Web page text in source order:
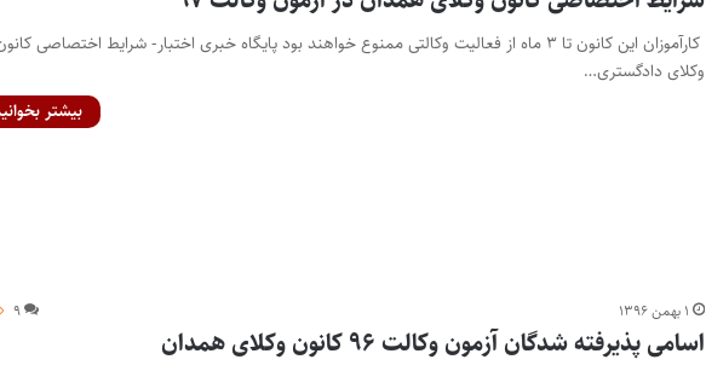
کارآموزان این کانون تا ۳ ماه از فعالیت وکالتی ممنوع خواهند بود پایگاه خبری اختبار- شرایط اختصاصی
وکلای دادگستری…
بیشتر
۱ بهمن ۱۳۹۶ ۹
اسامی پذیرفته شدگان آزمون وکالت ۹۶ کانون وکلای همدان